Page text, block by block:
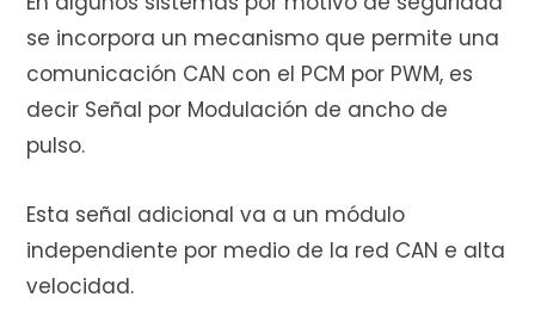
se incorpora un mecanismo que permite una
comunicación CAN con el PCM por PWM, es
decir Señal por Modulación de ancho de
pulso.
Esta señal adicional va a un módulo
independiente por medio de la red CAN e alta
velocidad.